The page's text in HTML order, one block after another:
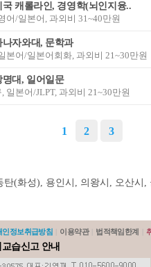
캐롤라인, 경영학(뇌인지융..
어/일본어, 과외비 31~40만원
자와대, 문학과
본어/일본어회화, 과외비 21~30만원
대, 일어일문
일본어/JLPT, 과외비 21~30만원
1 2 3
탄(화성), 용인시 , 의왕시 , 오산시 ,
인정보취급방침 이용약관 법적책임한계
습신고 안내